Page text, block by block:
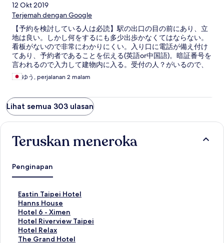
12 Okt 2019
Terjemah dengan Google
【予約を検討している人は必読】駅の出口の目の前にあり、立
地は良い。しかし何をするにも多少出歩かなくてはならない。
看板がないので非常にわかりにくい。入り口に電話が備え付け
てあり、予約者であることを伝える(英語or中国語)。暗証番号を
言われるので入力して建物内に入る。受付の人？がいるので、
鍵をもらい部屋へ。部屋が狭く、スーツケースを広げると歩く
スペースが少ない。洗面所とトイレとシャワーが一体になって
ボディーソープ、バスタオル、歯ブラシ、ミネラルウォーター
はある。ベッドメイクは3日に1回。
ゆう, perjalanan 2 malam
Lihat semua 303 ulasan
Teruskan meneroka
Penginapan
Eastin Taipei Hotel
P
a
u
t
a
n
Hanns House
P
a
u
t
a
Hotel 6 - Ximen
P
a
u
t
Hotel Riverview Taipei
P
a
u
Hotel Relax
P
a
The Grand Hotel
P